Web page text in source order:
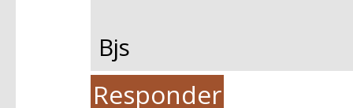
Bjs
Responder